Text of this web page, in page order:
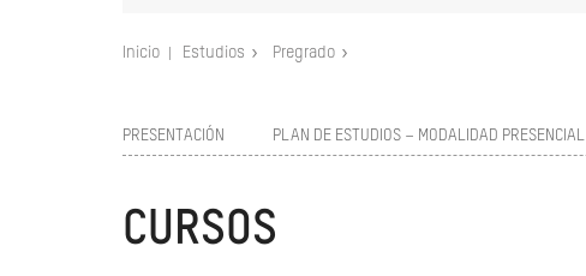
Inicio Estudios Pregrado
PRESENTACIÓN PLAN DE ESTUDIOS – MODALIDAD PRESENCIAL
CURSOS